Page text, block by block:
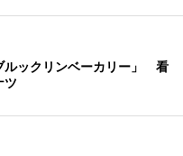
ルックリンベーカリー」 看
ツ